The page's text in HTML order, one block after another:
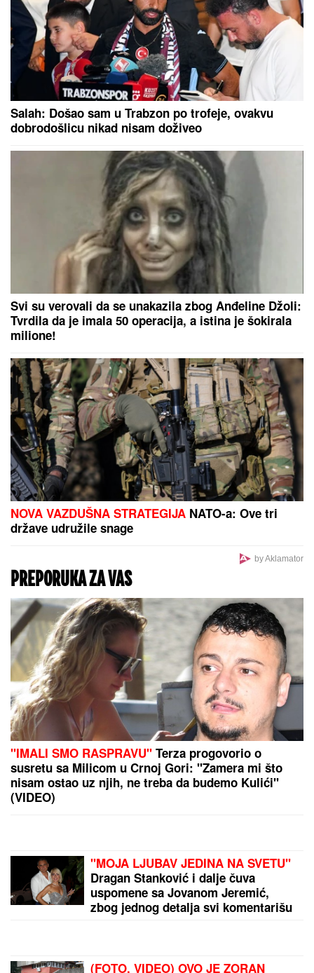
U subotu je SVETA PETKA TRNOVA:
Da ženama ne bi TRNULE RUKE
tokom cele godine, OVO ne smeju da
rade - običaji koje Srbi vekovima
poštuju
"PRESTANITE DAOBMANjUJETE I LAŽETE
JAVNOST" Dodik oštro ambasadoru Nemačke u BiX
Dončićeva bivša traži 50 miliona
dolara posle razvoda!
Salah: Došao sam u Trabzon po trofeje, ovakvu
dobrodošlicu nikad nisam doživeo
Svi su verovali da se unakazila zbog Anđeline Džoli:
Tvrdila da je imala 50 operacija, a istina je šokirala
milione!